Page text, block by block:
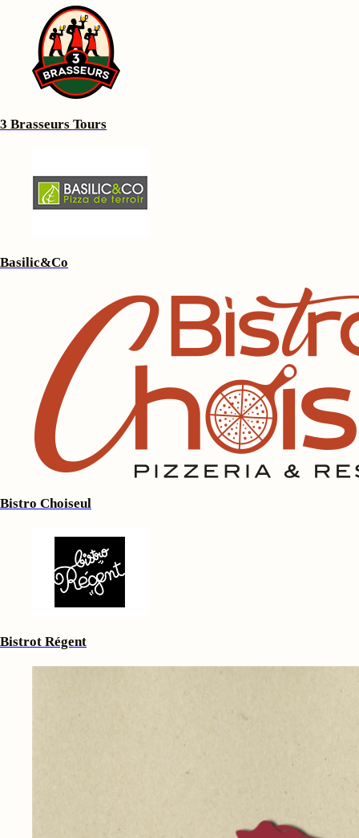
3 Brasseurs Tours
Basilic&Co
Bistro Choiseul
Bistrot Régent